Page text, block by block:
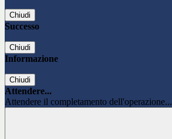
Chiudi
Successo
Chiudi
Informazione
Chiudi
Attendere...
Attendere il completamento dell'operazione...